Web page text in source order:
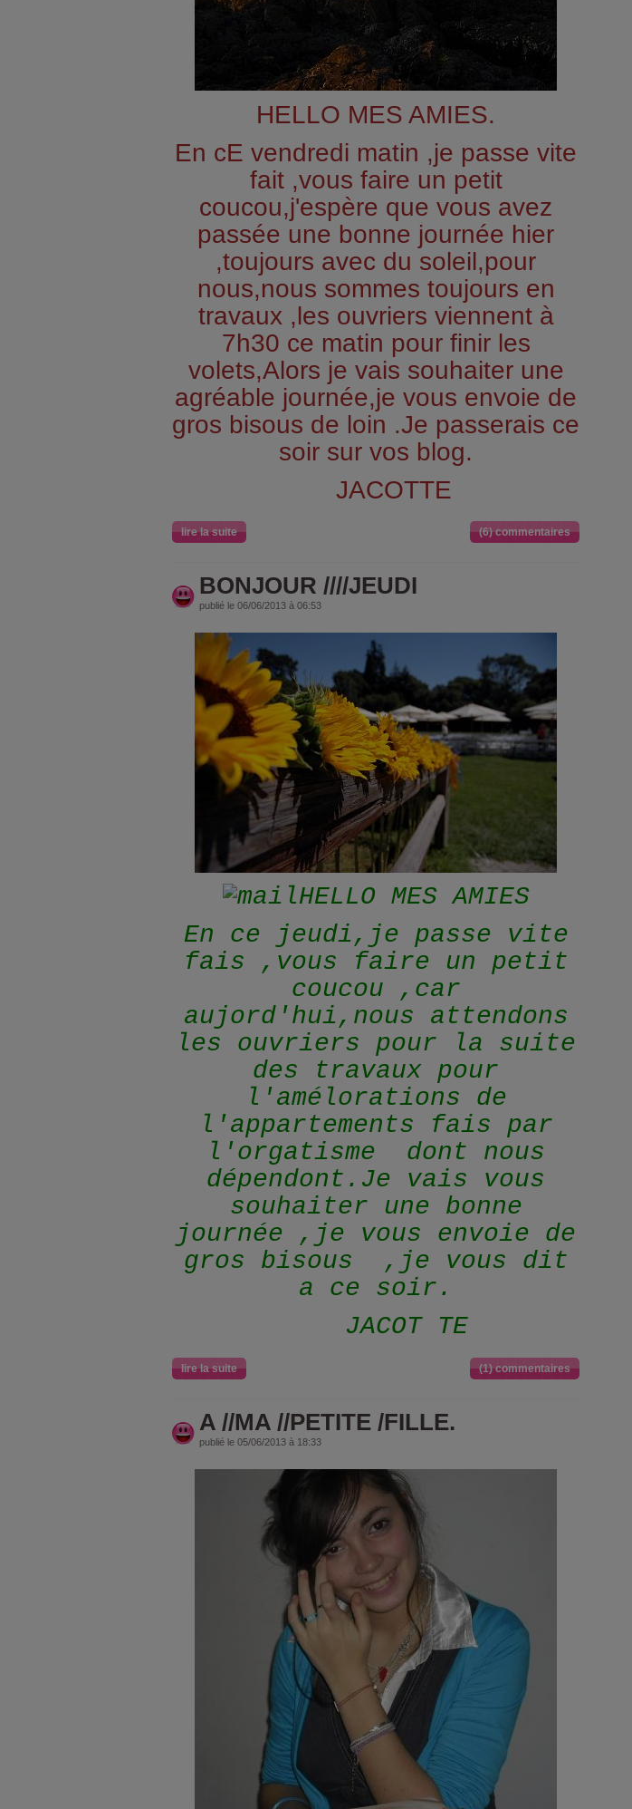
HELLO MES AMIES.
En cE vendredi matin ,je passe vite
fait ,vous faire un petit
coucou,j'espère que vous avez
passée une bonne journée hier
,toujours avec du soleil,pour
nous,nous sommes toujours en
travaux ,les ouvriers viennent à
7h30 ce matin pour finir les
volets,Alors je vais souhaiter une
agréable journée,je vous envoie de
gros bisous de loin .Je passerais ce
soir sur vos blog.
JACOTTE
lire la suite (6) commentaires
BONJOUR ////JEUDI
publié le 06/06/2013 à 06:53
HELLO MES AMIES
En ce jeudi,je passe vite
fais ,vous faire un petit
coucou ,car
aujord'hui,nous attendons
les ouvriers pour la suite
des travaux pour
l'amélorations de
l'appartements fais par
l'orgatisme dont nous
dépendont.Je vais vous
souhaiter une bonne
journée ,je vous envoie de
gros bisous ,je vous dit
a ce soir.
JACOT TE
lire la suite (1) commentaires
A //MA //PETITE /FILLE.
publié le 05/06/2013 à 18:33